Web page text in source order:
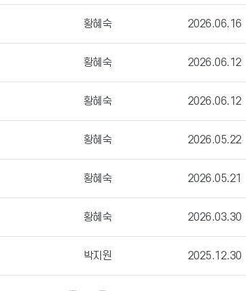
황혜숙 2026.06.16
황혜숙 2026.06.12
황혜숙 2026.06.12
황혜숙 2026.05.22
황혜숙 2026.05.21
황혜숙 2026.03.30
박지원 2025.12.30